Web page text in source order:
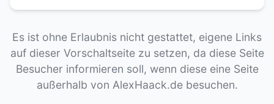
Es ist ohne Erlaubnis nicht gestattet, eigene Links
auf dieser Vorschaltseite zu setzen, da diese Seite
Besucher informieren soll, wenn diese eine Seite
außerhalb von AlexHaack.de besuchen.